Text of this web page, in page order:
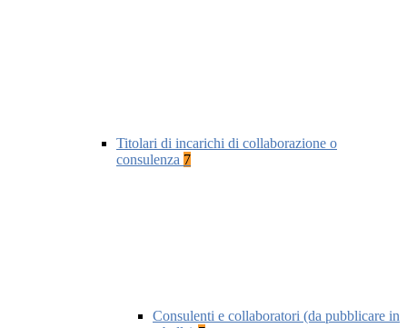
Titolari di incarichi di collaborazione o
consulenza 7
Consulenti e collaboratori (da pubblicare in